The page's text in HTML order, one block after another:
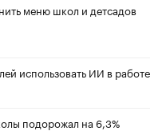
меню школ и детсадов
использовать ИИ в работе
подорожал на 6,3%